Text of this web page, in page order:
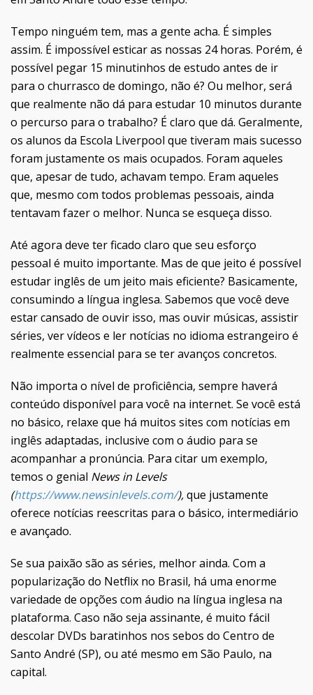
Tempo ninguém tem, mas a gente acha. É simples
assim. É impossível esticar as nossas 24 horas. Porém, é
possível pegar 15 minutinhos de estudo antes de ir
para o churrasco de domingo, não é? Ou melhor, será
que realmente não dá para estudar 10 minutos durante
o percurso para o trabalho? É claro que dá. Geralmente,
os alunos da Escola Liverpool que tiveram mais sucesso
foram justamente os mais ocupados. Foram aqueles
que, apesar de tudo, achavam tempo. Eram aqueles
que, mesmo com todos problemas pessoais, ainda
tentavam fazer o melhor. Nunca se esqueça disso.
Até agora deve ter ficado claro que seu esforço
pessoal é muito importante. Mas de que jeito é possível
estudar inglês de um jeito mais eficiente? Basicamente,
consumindo a língua inglesa. Sabemos que você deve
estar cansado de ouvir isso, mas ouvir músicas, assistir
séries, ver vídeos e ler notícias no idioma estrangeiro é
realmente essencial para se ter avanços concretos.
Não importa o nível de proficiência, sempre haverá
conteúdo disponível para você na internet. Se você está
no básico, relaxe que há muitos sites com notícias em
inglês adaptadas, inclusive com o áudio para se
acompanhar a pronúncia. Para citar um exemplo,
temos o genial News in Levels
(https://www.newsinlevels.com/),que justamente
oferece notícias reescritas para o básico, intermediário
e avançado.
Se sua paixão são as séries, melhor ainda. Com a
popularização do Netflix no Brasil, há uma enorme
variedade de opções com áudio na língua inglesa na
plataforma. Caso não seja assinante, é muito fácil
descolar DVDs baratinhos nos sebos do Centro de
Santo André (SP), ou até mesmo em São Paulo, na
capital.